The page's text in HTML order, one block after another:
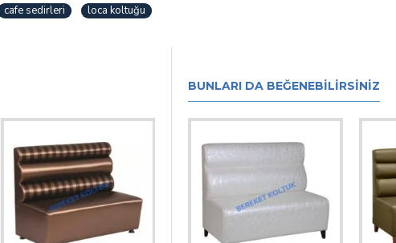
cafe sedirleri loca koltuğu
BUNLARI DA BEĞENEBILIRSINIZ